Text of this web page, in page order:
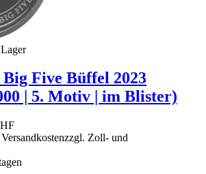
Five Büffel 2023
| 5. Motiv | im Blister)
zzgl. Zoll- und